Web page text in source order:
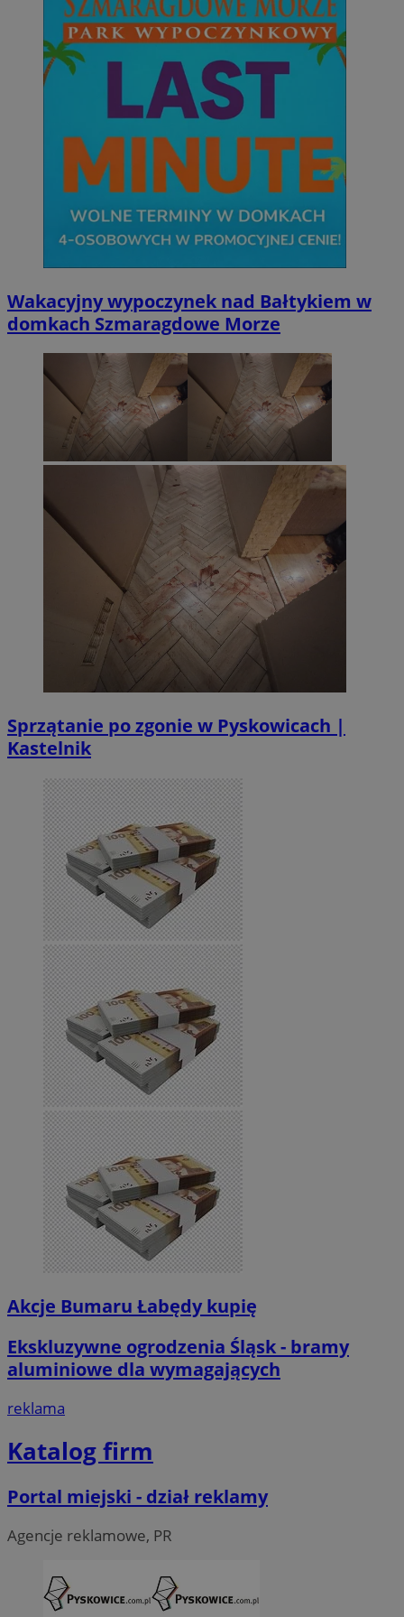
Wakacyjny wypoczynek nad Bałtykiem w
domkach Szmaragdowe Morze
Sprzątanie po zgonie w Pyskowicach |
Kastelnik
Akcje Bumaru Łabędy kupię
Ekskluzywne ogrodzenia Śląsk - bramy
aluminiowe dla wymagających
reklama
Katalog firm
Portal miejski - dział reklamy
Agencje reklamowe, PR